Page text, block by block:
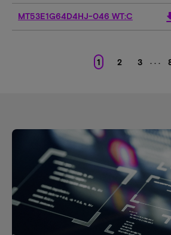
MT53E1G64D4HJ-046 WT:C
1 2 3 . . .